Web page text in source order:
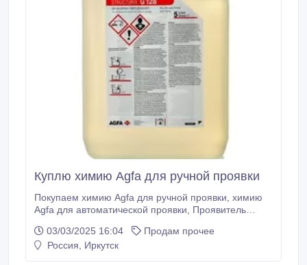
Куплю химию Agfa для ручной проявки
Покупаем химию Agfa для ручной проявки, химию
Agfa для автоматической проявки, Проявитель
G135, Фиксаж AGFA G335, Стартер AGFA G135S,
Cartridge RA-4 Type 110, FUJIFILM CP-49/CP-48,
03/03/2025 16:04
Продам прочее
Россия, Иркутск